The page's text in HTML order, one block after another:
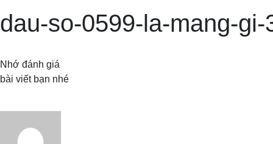
dau-so-0599-la-mang-gi-
Nhớ đánh giá
bài viết bạn nhé